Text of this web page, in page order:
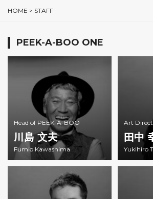
HOME > STAFF
PEEK-A-BOO ONE
Head of PEEK-A-BOO
川島 文夫
Fumio Kawashima
Art
田中
Yukihiro